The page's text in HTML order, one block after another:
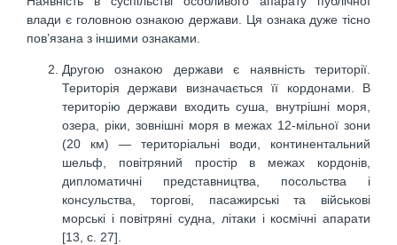
влади є головною ознакою держави. Ця ознака дуже тісно
пов’язана з іншими ознаками.
Другою ознакою держави є наявність території.
Територія держави визначається її кордонами. В
територію держави входить суша, внутрішні моря,
озера, ріки, зовнішні моря в межах 12-мільної зони
(20 км) — територіальні води, континентальний
шельф, повітряний простір в межах кордонів,
дипломатичні представництва, посольства і
консульства, торгові, пасажирські та військові
морські і повітряні судна, літаки і космічні апарати
[13, с. 27].